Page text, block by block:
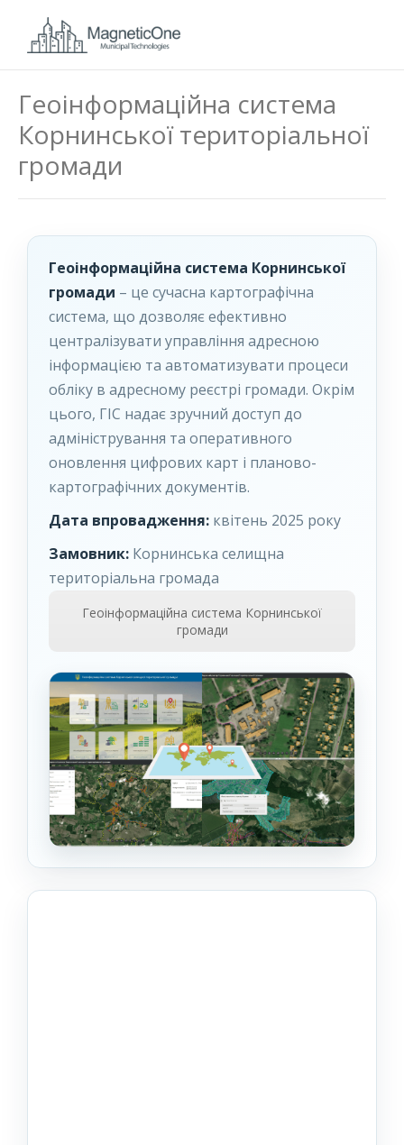
Геоінформаційна система
Корнинської територіальної
громади
Геоінформаційна система Корнинської
громади – це сучасна картографічна
система, що дозволяє ефективно
централізувати управління адресною
інформацією та автоматизувати процеси
обліку в адресному реєстрі громади. Окрім
цього, ГІС надає зручний доступ до
адміністрування та оперативного
оновлення цифрових карт і планово-
картографічних документів.
Дата впровадження: квітень 2025 року
Замовник: Корнинська селищна
територіальна громада
Геоінформаційна система Корнинської
громади